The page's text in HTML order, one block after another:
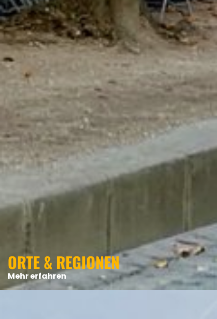
ORTE & REGIONEN
Mehr erfahren